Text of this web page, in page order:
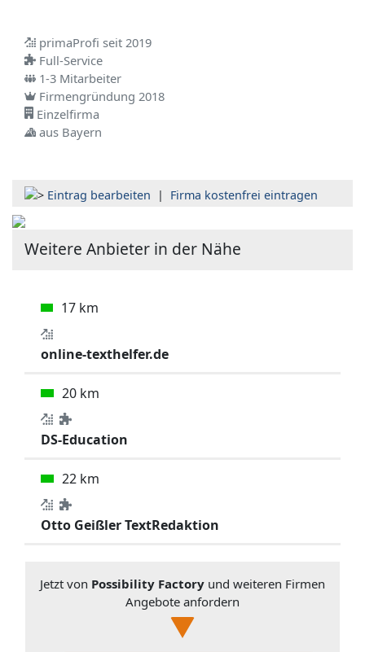
primaProfi seit 2019
Full-Service
1-3 Mitarbeiter
Firmengründung 2018
Einzelfirma
aus Bayern
Eintrag bearbeiten | Firma kostenfrei eintragen
Weitere Anbieter in der Nähe
17 km
online-texthelfer.de
20 km
DS-Education
22 km
Otto Geißler TextRedaktion
Jetzt von Possibility Factory und weiteren Firmen
Angebote anfordern